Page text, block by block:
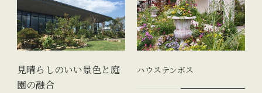
見晴らしのいい景色と庭
園の融合
ハウステンボス